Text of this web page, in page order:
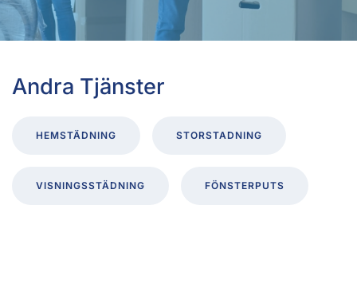
Andra Tjänster
HEMSTÄDNING STORSTADNING
VISNINGSSTÄDNING FÖNSTERPUTS